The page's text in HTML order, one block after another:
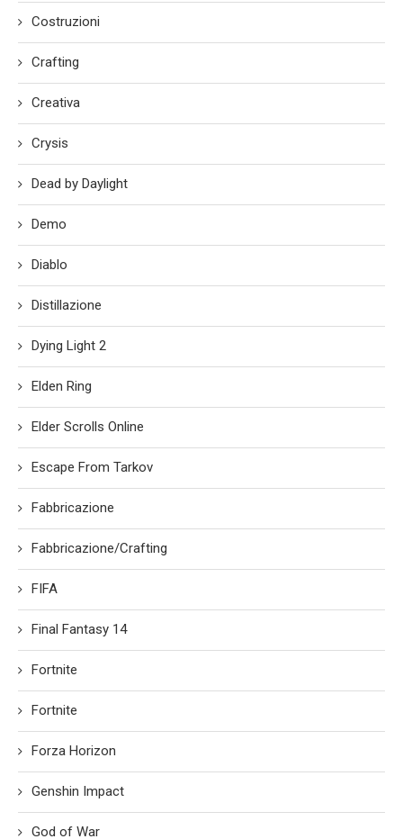
Costruzioni
Crafting
Creativa
Crysis
Dead by Daylight
Demo
Diablo
Distillazione
Dying Light 2
Elden Ring
Elder Scrolls Online
Escape From Tarkov
Fabbricazione
Fabbricazione/Crafting
FIFA
Final Fantasy 14
Fortnite
Fortnite
Forza Horizon
Genshin Impact
God of War